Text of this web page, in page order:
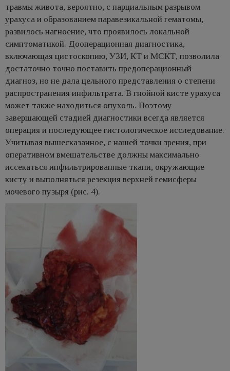
травмы живота, вероятно, с парциальным разрывом
урахуса и образованием паравезикальной гематомы,
развилось нагноение, что проявилось локальной
симптоматикой. Дооперационная диагностика,
включающая цистоскопию, УЗИ, КТ и МСКТ, позволила
достаточно точно поставить предоперационный
диагноз, но не дала цельного представления о степени
распространения инфильтрата. В гнойной кисте урахуса
может также находиться опухоль. Поэтому
завершающей стадией диагностики всегда является
операция и последующее гистологическое исследование.
Учитывая вышесказанное, с нашей точки зрения, при
оперативном вмешательстве должны максимально
иссекаться инфильтрированные ткани, окружающие
кисту и выполняться резекция верхней гемисферы
мочевого пузыря (рис. 4).